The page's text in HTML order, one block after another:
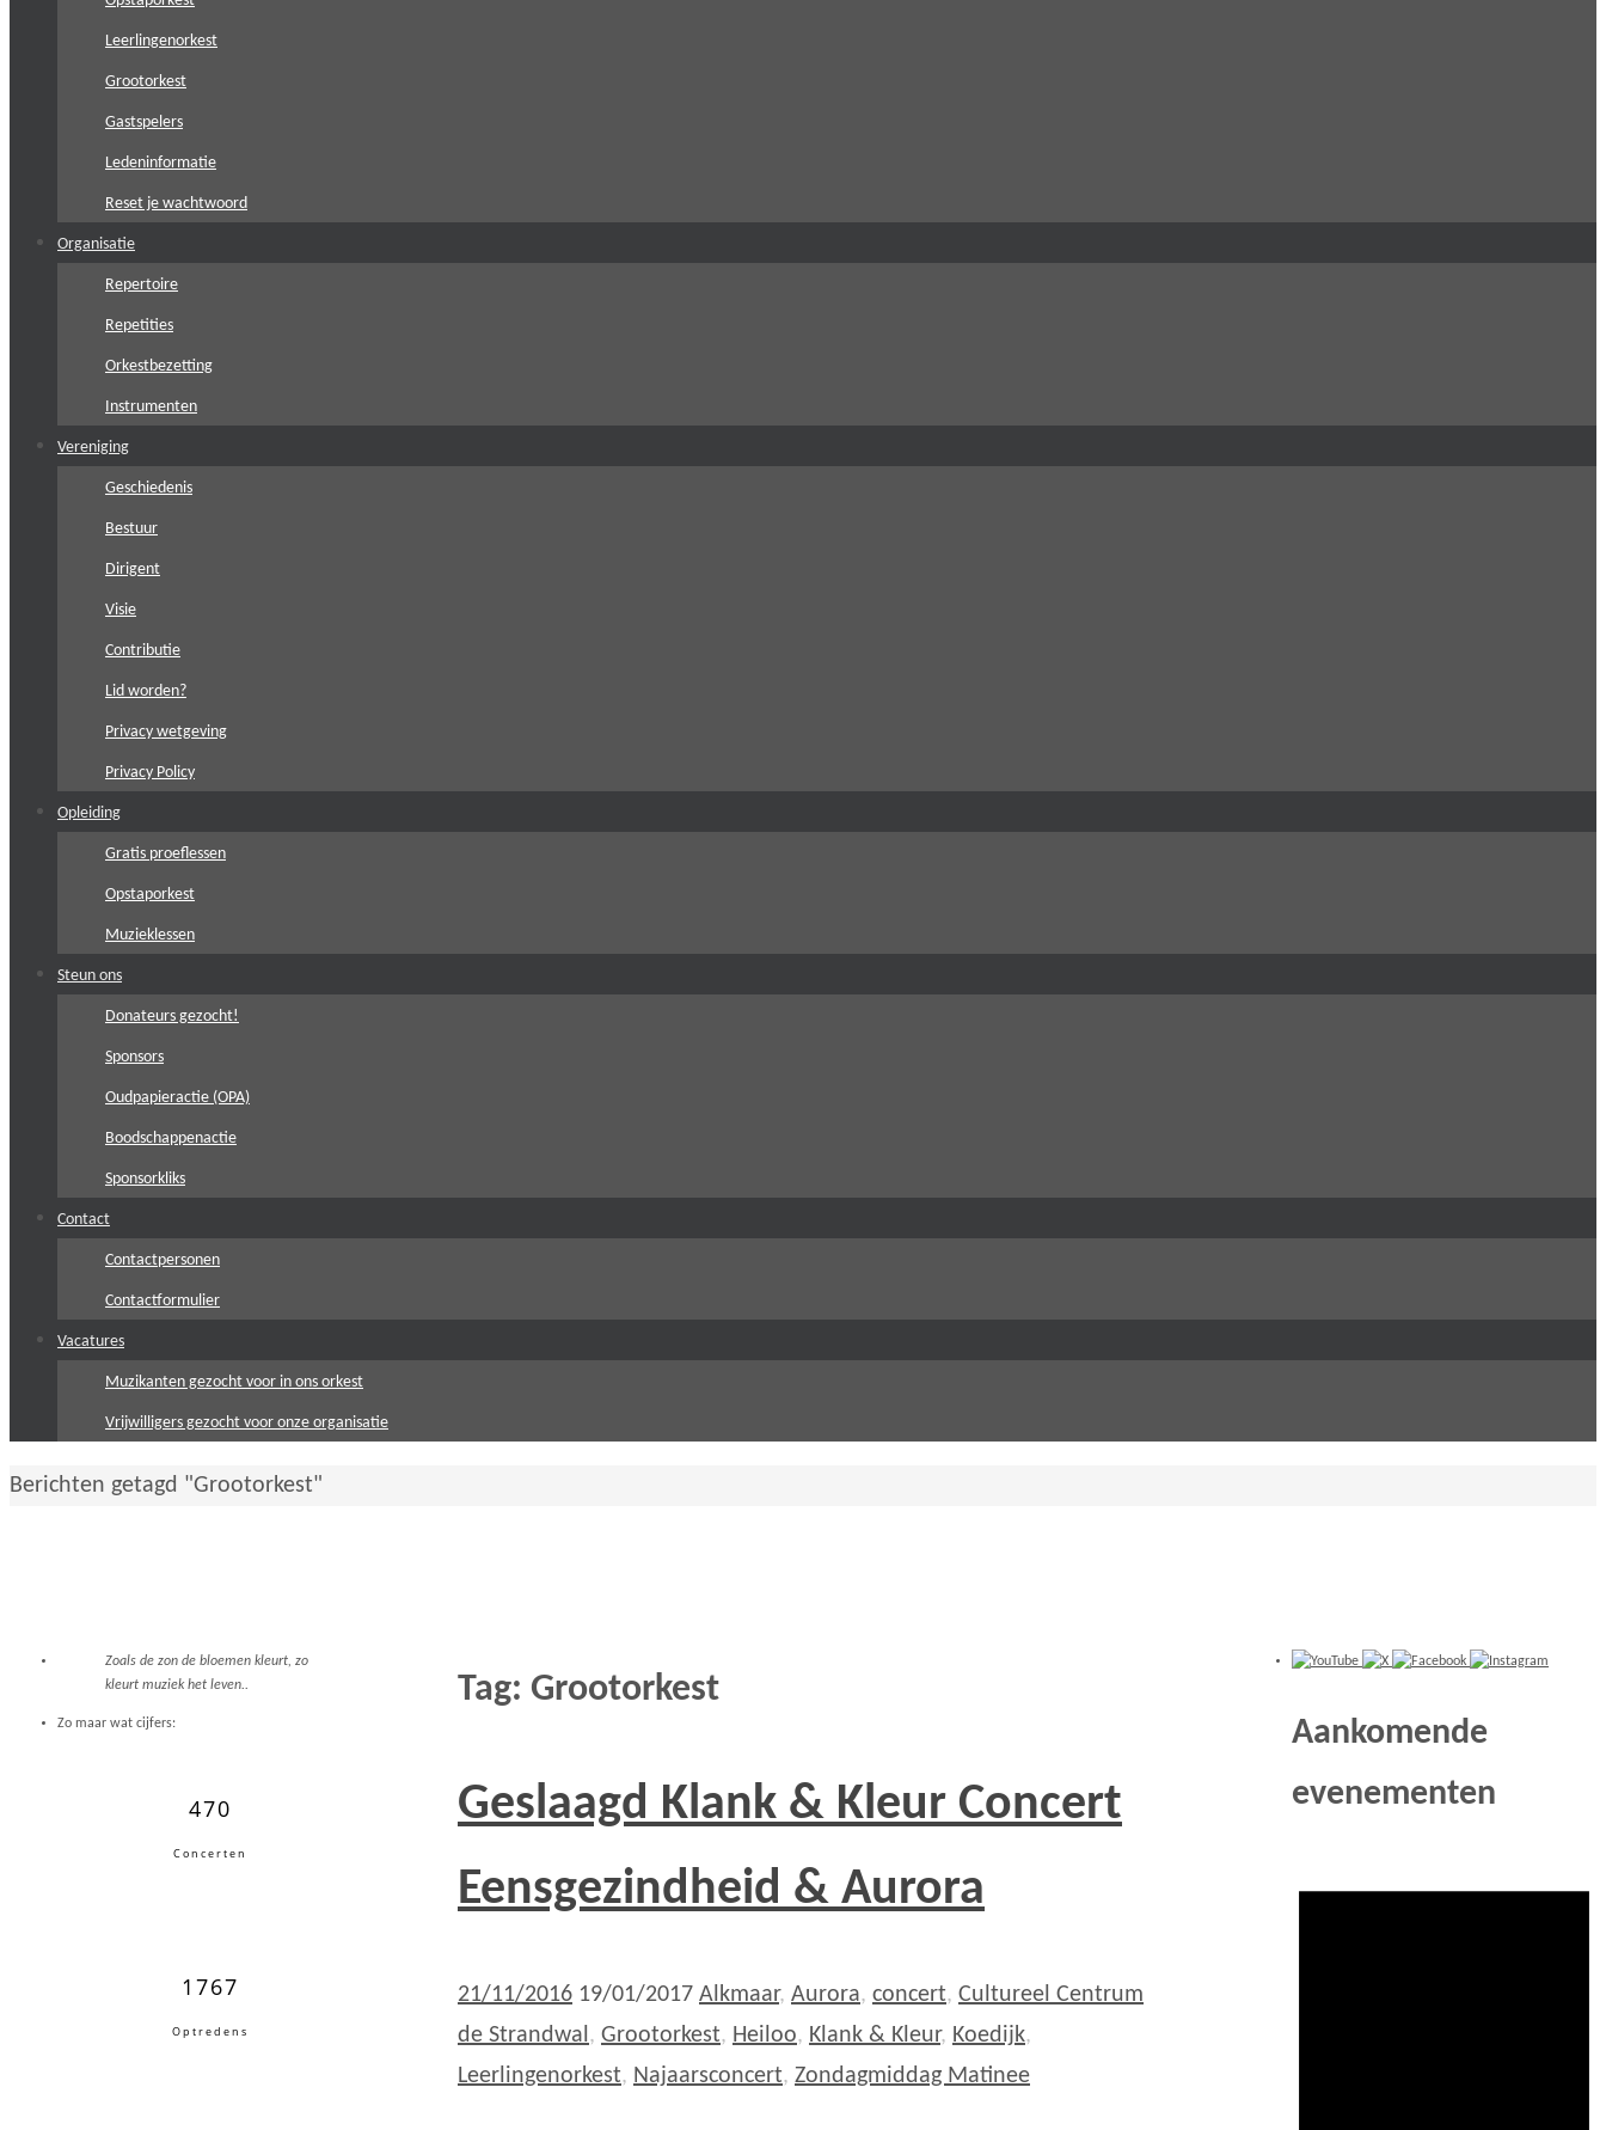
Leerlingenorkest
Grootorkest
Gastspelers
Ledeninformatie
Reset je wachtwoord
Organisatie
Repertoire
Repetities
Orkestbezetting
Instrumenten
Vereniging
Geschiedenis
Bestuur
Dirigent
Visie
Contributie
Lid worden?
Privacy wetgeving
Privacy Policy
Opleiding
Gratis proeflessen
Opstaporkest
Muzieklessen
Steun ons
Donateurs gezocht!
Sponsors
Oudpapieractie (OPA)
Boodschappenactie
Sponsorkliks
Contact
Contactpersonen
Contactformulier
Vacatures
Muzikanten gezocht voor in ons orkest
Vrijwilligers gezocht voor onze organisatie
Home
Berichten getagd "Grootorkest"
Tag: Grootorkest
Geslaagd Klank & Kleur Concert
Eensgezindheid & Aurora
21/11/2016 19/01/2017 Alkmaar, Aurora, concert, Cultureel Centrum
de Strandwal, Grootorkest, Heiloo, Klank & Kleur, Koedijk,
Leerlingenorkest, Najaarsconcert, Zondagmiddag Matinee
Zoals de zon de bloemen kleurt, zo
kleurt muziek het leven..
Zo maar wat cijfers:
470
Concerten
1767
Optredens
Aankomende
evenementen